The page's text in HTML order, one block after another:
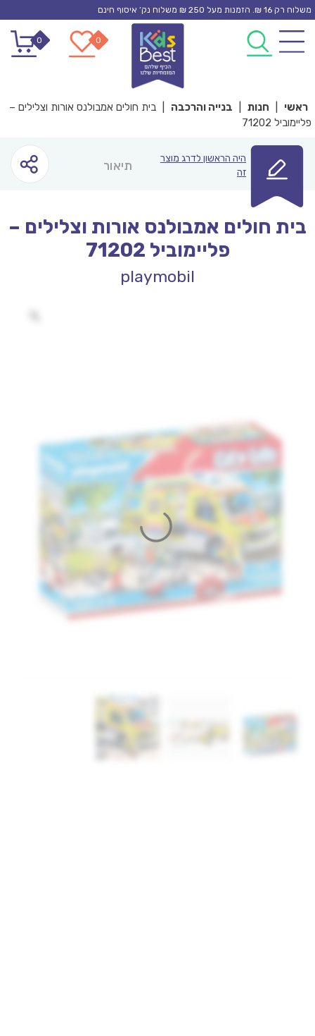
Skip
content
משלוח רק 16 ₪. הזמנות מעל 250 ₪ משלוח נק’ איסוף חינם
0
0
ראשי חנות בנייה והרכבה
בית חולים אמבולנס אורות וצלילים –
פליימוביל 71202
היה הראשון לדרג מוצר
זה
תיאור
בית חולים אמבולנס אורות וצלילים –
פליימוביל 71202
playmobil